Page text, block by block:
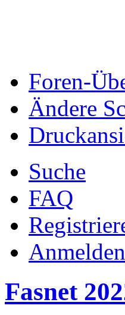
Foren-
Ändere
Suche
FAQ
Anmelden
Fasnet